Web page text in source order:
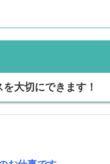
大切にできます！